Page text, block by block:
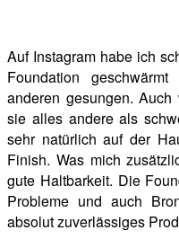
Auf Instagram habe ich
Foundation
anderen gesungen.
sie alles andere als
sehr natürlich auf der
Finish. Was mich
gute Haltbarkeit. Die
Probleme und auch
absolut zuverlässiges